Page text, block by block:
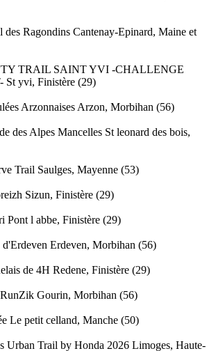
des Ragondins Cantenay-Epinard, Maine et
TRAIL SAINT YVI -CHALLENGE
St yvi, Finistère (29)
Arzonnaises Arzon, Morbihan (56)
des Alpes Mancelles St leonard des bois,
Trail Saulges, Mayenne (53)
Sizun, Finistère (29)
Pont l abbe, Finistère (29)
d'Erdeven Erdeven, Morbihan (56)
de 4H Redene, Finistère (29)
Gourin, Morbihan (56)
Le petit celland, Manche (50)
Urban Trail by Honda 2026 Limoges, Haute-